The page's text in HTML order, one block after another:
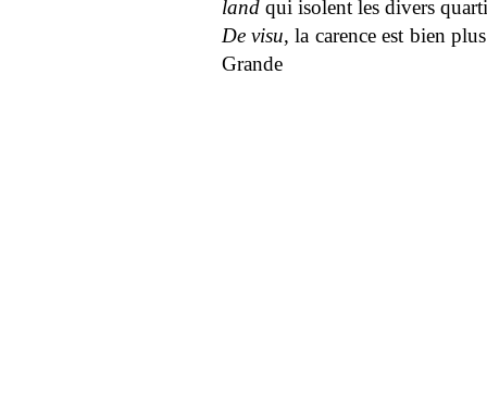
land qui isolent les divers
De visu, la carence est bien
Grande